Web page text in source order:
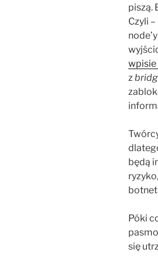
piszą.
Czyli
wpisie
z
będą
Póki
się